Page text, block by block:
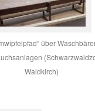
über
Waldkirch)